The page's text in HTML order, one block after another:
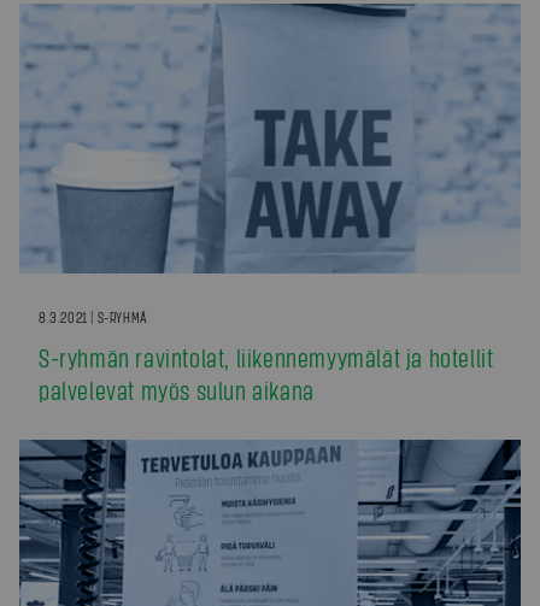
8.3.2021 | S-RYHMÄ
S-ryhmän ravintolat, liikennemyymälät ja hotellit
palvelevat myös sulun aikana